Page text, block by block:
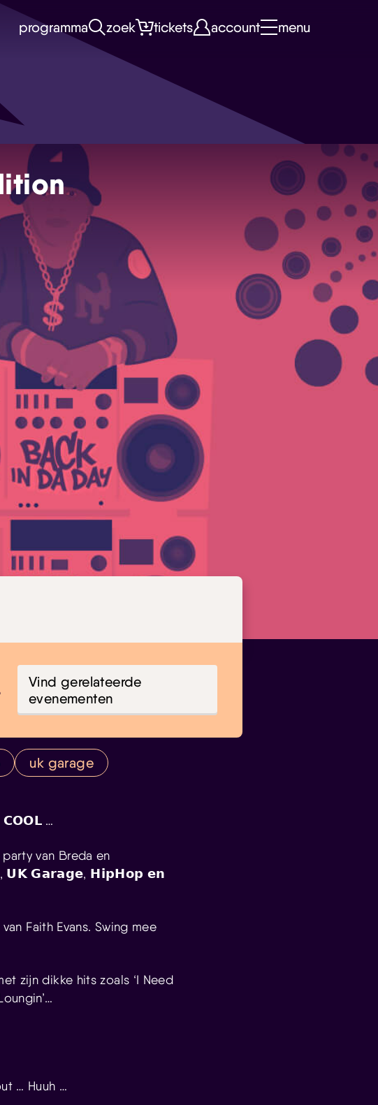
programma zoek tickets account menu
Vind gerelateerde
evenementen
uk garage
𝗖𝗢𝗢𝗟 …
van Breda en
𝗨𝗞 𝗚𝗮𝗿𝗮𝗴𝗲, 𝗛𝗶𝗽𝗛𝗼𝗽 𝗲𝗻
Faith Evans. Swing mee
zijn dikke hits zoals ‘I Need
… Huuh …